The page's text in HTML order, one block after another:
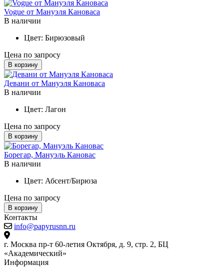
Vogue от Мануэля Кановаса
В наличии
Цвет: Бирюзовый
Цена по запросу
В корзину
Девани от Мануэля Кановаса
В наличии
Цвет: Лагон
Цена по запросу
В корзину
Борегар, Мануэль Кановас
В наличии
Цвет: Абсент/Бирюза
Цена по запросу
В корзину
Контакты
info@papyrusnn.ru
г. Москва пр-т 60-летия Октября, д. 9, стр. 2, БЦ
«Академический»
Информация